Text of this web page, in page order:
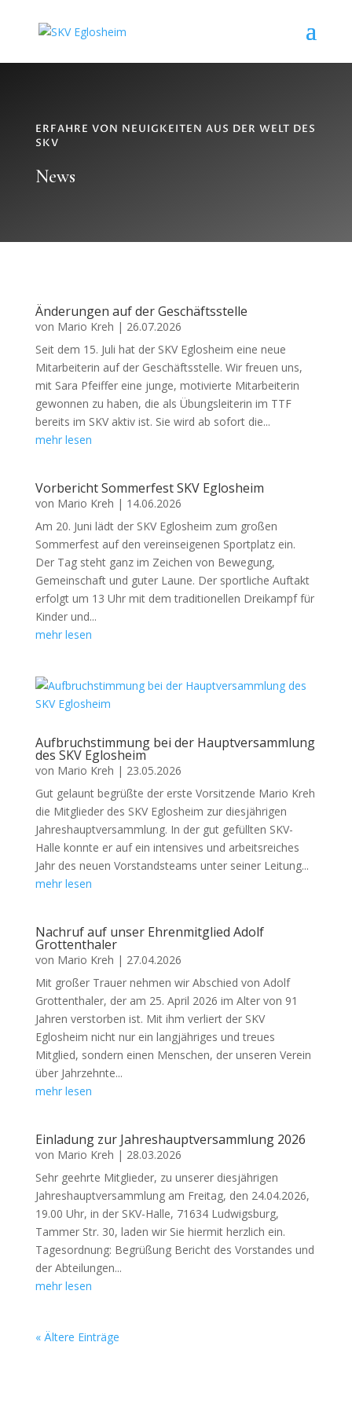
ERFAHRE VON NEUIGKEITEN AUS DER WELT DES
SKV
News
Änderungen auf der Geschäftsstelle
von Mario Kreh | 26.07.2026
Seit dem 15. Juli hat der SKV Eglosheim eine neue
Mitarbeiterin auf der Geschäftsstelle. Wir freuen uns,
mit Sara Pfeiffer eine junge, motivierte Mitarbeiterin
gewonnen zu haben, die als Übungsleiterin im TTF
bereits im SKV aktiv ist. Sie wird ab sofort die...
mehr lesen
Vorbericht Sommerfest SKV Eglosheim
von Mario Kreh | 14.06.2026
Am 20. Juni lädt der SKV Eglosheim zum großen
Sommerfest auf den vereinseigenen Sportplatz ein.
Der Tag steht ganz im Zeichen von Bewegung,
Gemeinschaft und guter Laune. Der sportliche Auftakt
erfolgt um 13 Uhr mit dem traditionellen Dreikampf für
Kinder und...
mehr lesen
Aufbruchstimmung bei der Hauptversammlung
des SKV Eglosheim
von Mario Kreh | 23.05.2026
Gut gelaunt begrüßte der erste Vorsitzende Mario Kreh
die Mitglieder des SKV Eglosheim zur diesjährigen
Jahreshauptversammlung. In der gut gefüllten SKV-
Halle konnte er auf ein intensives und arbeitsreiches
Jahr des neuen Vorstandsteams unter seiner Leitung...
mehr lesen
Nachruf auf unser Ehrenmitglied Adolf
Grottenthaler
von Mario Kreh | 27.04.2026
Mit großer Trauer nehmen wir Abschied von Adolf
Grottenthaler, der am 25. April 2026 im Alter von 91
Jahren verstorben ist. Mit ihm verliert der SKV
Eglosheim nicht nur ein langjähriges und treues
Mitglied, sondern einen Menschen, der unseren Verein
über Jahrzehnte...
mehr lesen
Einladung zur Jahreshauptversammlung 2026
von Mario Kreh | 28.03.2026
Sehr geehrte Mitglieder, zu unserer diesjährigen
Jahreshauptversammlung am Freitag, den 24.04.2026,
19.00 Uhr, in der SKV-Halle, 71634 Ludwigsburg,
Tammer Str. 30, laden wir Sie hiermit herzlich ein.
Tagesordnung: Begrüßung Bericht des Vorstandes und
der Abteilungen...
mehr lesen
« Ältere Einträge